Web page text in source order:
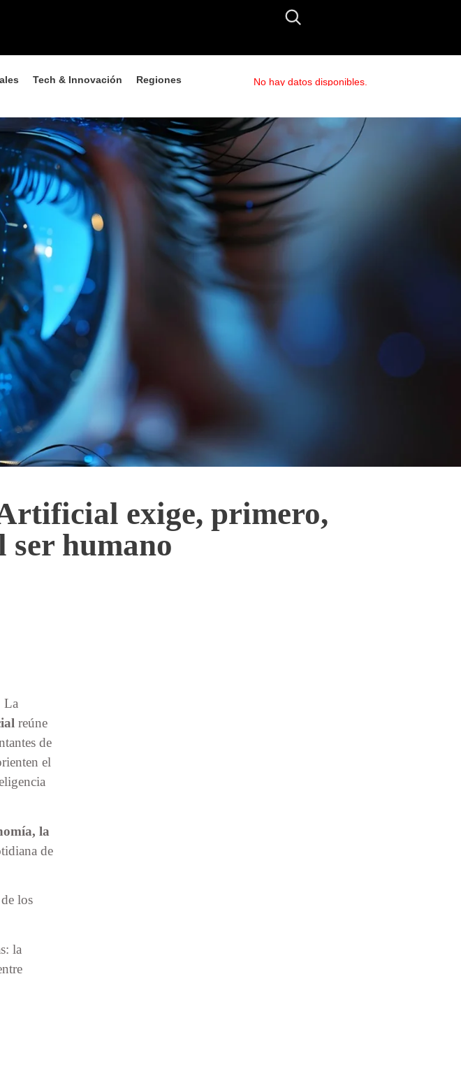
Tech & Innovación Regiones No hay datos disponibles.
exige, primero,
ser humano
La
reúne
de
el
la
de
los
la